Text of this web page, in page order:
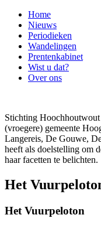
Home
Nieuws
Periodieken
Wandelingen
Prentenkabinet
Wist u dat?
Over ons
Stichting Hoochhoutwout
(vroegere) gemeente
Langereis, De Gouwe,
heeft als doelstelling om
haar facetten te belichten.
Het
Het Vuurpeloton